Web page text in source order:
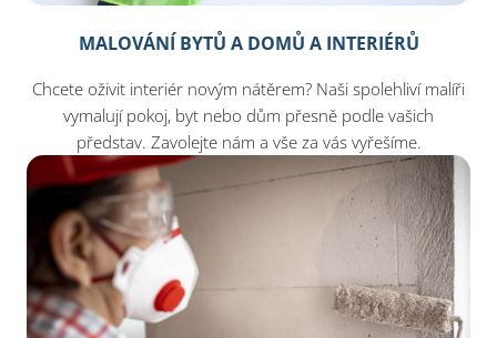
MALOVÁNÍ BYTŮ A DOMŮ A INTERIÉRŮ
Chcete oživit interiér novým nátěrem? Naši spolehliví malíři
vymalují pokoj, byt nebo dům přesně podle vašich
představ. Zavolejte nám a vše za vás vyřešíme.